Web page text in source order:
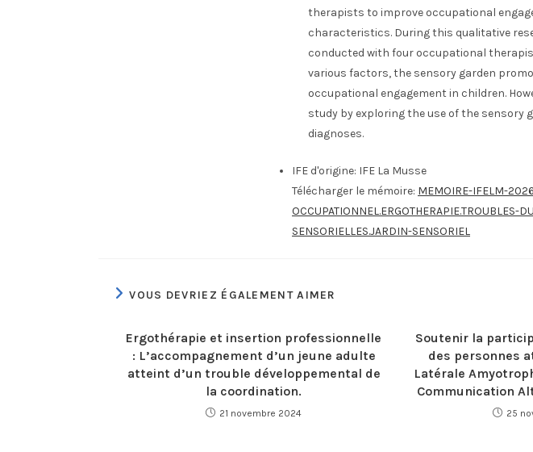
therapists to improve occupational
characteristics. During this qualitative
conducted with four occupational
various factors, the sensory garden
occupational engagement in children.
study by exploring the use of the
diagnoses.
IFE d'origine: IFE La Musse
Télécharger le mémoire: MEMOIRE-IFELM-
OCCUPATIONNEL.ERGOTHERAPIE.TROUBLES-
SENSORIELLES.JARDIN-SENSORIEL
VOUS DEVRIEZ ÉGALEMENT AIMER
Ergothérapie et insertion professionnelle
: L’accompagnement d’un jeune adulte
atteint d’un trouble développemental de
la coordination.
21 novembre 2024
Soutenir la
des personnes
Latérale
Communication
25